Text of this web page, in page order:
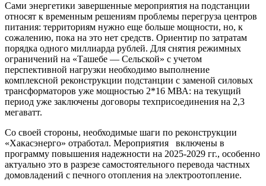
Сами энергетики завершенные мероприятия на подстанции
относят к временным решениям проблемы перегруза центров
питания: территориям нужно еще больше мощности, но, к
сожалению, пока на это нет средств. Ориентир по затратам
порядка одного миллиарда рублей. Для снятия режимных
ограничений на «Ташебе — Сельской» с учетом
перспективной нагрузки необходимо выполнение
комплексной реконструкции подстанции с заменой силовых
трансформаторов уже мощностью 2*16 МВА: на текущий
период уже заключены договоры техприсоединения на 2,3
мегаватт.
Со своей стороны, необходимые шаги по реконструкции
«Хакасэнерго» отработал. Мероприятия включены в
программу повышения надежности на 2025-2029 гг., особенно
актуально это в разрезе самостоятельного перевода частных
домовладений с печного отопления на электроотопление.